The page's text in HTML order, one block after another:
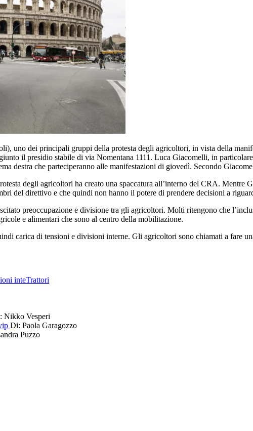
uno dei principali gruppi della protesta degli agricoltori, in vista della
il presidio stabile di via Nomentana 1111. Luca Giacomelli, in
destra che parteciperanno alle manifestazioni di giovedì. Secondo
degli agricoltori ha creato una spaccatura all’interno del CRA.
del direttivo e che quindi non hanno il potere di prendere decisioni a
preoccupazione e divisione tra gli agricoltori. Molti ritengono che
e alimentari che sono al centro della mobilitazione.
carica di tensioni e divisioni interne. Gli agricoltori sono chiamati a fare
inteTrattori
Nikko Vesperi
Di: Paola Garagozzo
Puzzo